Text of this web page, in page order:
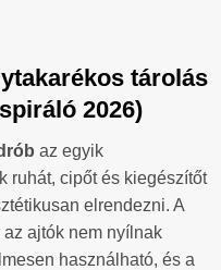
tárolás
2026)
az egyik
ruhát, cipőt és kiegészítőt
elrendezni. A
ajtók nem nyílnak
használható, és a